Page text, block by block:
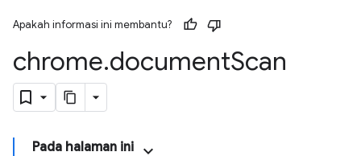
Apakah informasi ini membantu?
chrome.documentScan
Pada halaman ini